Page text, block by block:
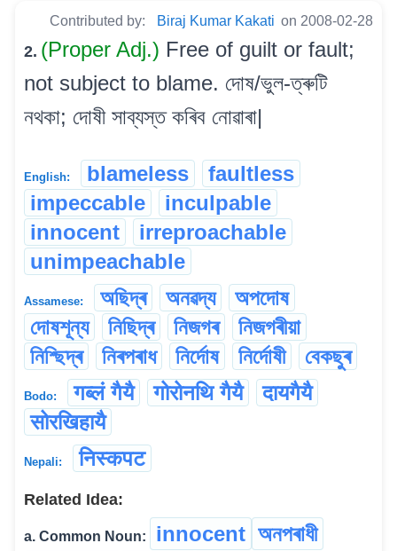
Contributed by: Biraj Kumar Kakati on 2008-02-28
2. (Proper Adj.) Free of guilt or fault;
not subject to blame. দোষ/ভুল-ত্ৰুটি
নথকা; দোষী সাব্যস্ত কৰিব নোৱাৰা|
English: blameless
faultless
impeccable
inculpable
innocent
irreproachable
unimpeachable
Assamese: অছিদ্ৰ অনৱদ্য
অপদোষ
দোষশূন্য
নিছিদ্ৰ নিজগৰ
নিজগৰীয়া
নিশ্ছিদ্ৰ
নিৰপৰাধ নিৰ্দোষ নিৰ্দোষী বেকছুৰ
Bodo: गब्लं गैयै गोरोनथि गैयै
दायगैयै
सोरखिहायै
Nepali: निस्कपट
Related Idea:
a. Common Noun: innocent অনপৰাধী